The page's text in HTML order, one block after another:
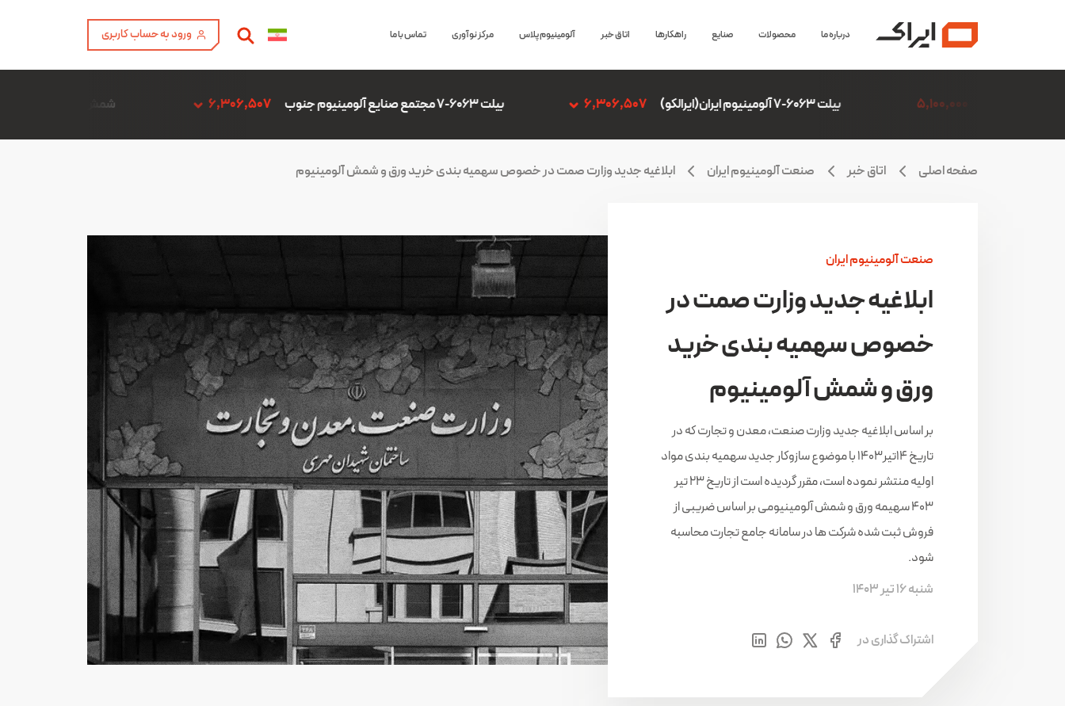
درباره ما محصولات صنایع راهکارها اتاق خبر آلومینیوم پلاس مرکز نوآوری تماس با ما ورود به حساب کاربری
بیلت 6063-7 مجتمع صنایع آلومینیوم جنوب 6,306,507 شمش آلیاژ ADC12 فن آوری آمیتیس آلومینیوم گلپایگان بیلت 6063-7 آلومینیوم ایران(ایرالکو) 6,306,507
صفحه اصلی اتاق خبر صنعت آلومینیوم ایران ابلاغیه جدید وزارت صمت در خصوص سهمیه بندی خرید ورق و شمش آلومینیوم
صنعت آلومینیوم ایران
ابلاغیه جدید وزارت صمت در
خصوص سهمیه بندی خرید
ورق و شمش آلومینیوم
بر اساس ابلاغیه جدید وزارت صنعت، معدن و تجارت که در
تاریخ 14تیر1403 با موضوع سازوکار جدید سهمیه بندی مواد
اولیه منتشر نموده است، مقرر گردیده است از تاریخ 23 تیر
403 سهیمه ورق و شمش آلومینیومی بر اساس ضریبی از
فروش ثبت شده شرکت ها در سامانه جامع تجارت محاسبه
شود.
شنبه 16 تیر 1403
اشتراک گذاری در